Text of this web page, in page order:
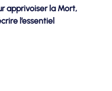
apprivoiser la Mort,
l’essentiel